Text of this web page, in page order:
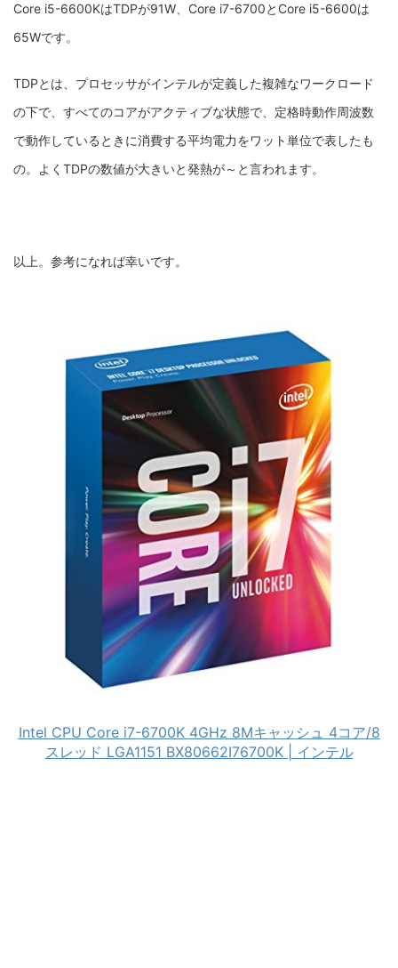
Core i5-6600KはTDPが91W、Core i7-6700とCore i5-6600は
65Wです。
TDPとは、プロセッサがインテルが定義した複雑なワークロード
の下で、すべてのコアがアクティブな状態で、定格時動作周波数
で動作しているときに消費する平均電力をワット単位で表したも
の。よくTDPの数値が大きいと発熱が～と言われます。
以上。参考になれば幸いです。
Intel CPU Core i7-6700K 4GHz 8Mキャッシュ 4コア/8
スレッド LGA1151 BX80662I76700K | インテル